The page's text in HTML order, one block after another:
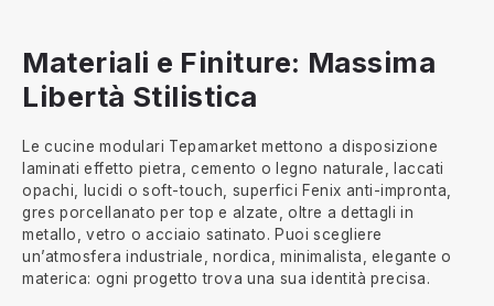
Materiali e Finiture: Massima
Libertà Stilistica
Le cucine modulari Tepamarket mettono a disposizione
laminati effetto pietra, cemento o legno naturale, laccati
opachi, lucidi o soft-touch, superfici Fenix anti-impronta,
gres porcellanato per top e alzate, oltre a dettagli in
metallo, vetro o acciaio satinato. Puoi scegliere
un’atmosfera industriale, nordica, minimalista, elegante o
materica: ogni progetto trova una sua identità precisa.